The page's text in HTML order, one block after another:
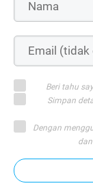
Beri tahu
Simpan
Dengan